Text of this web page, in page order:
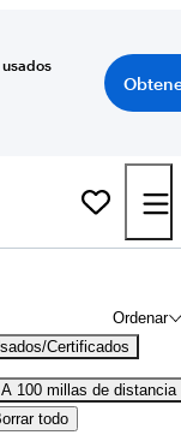
Ordenar
Certificados
A 100 millas de distancia
todo